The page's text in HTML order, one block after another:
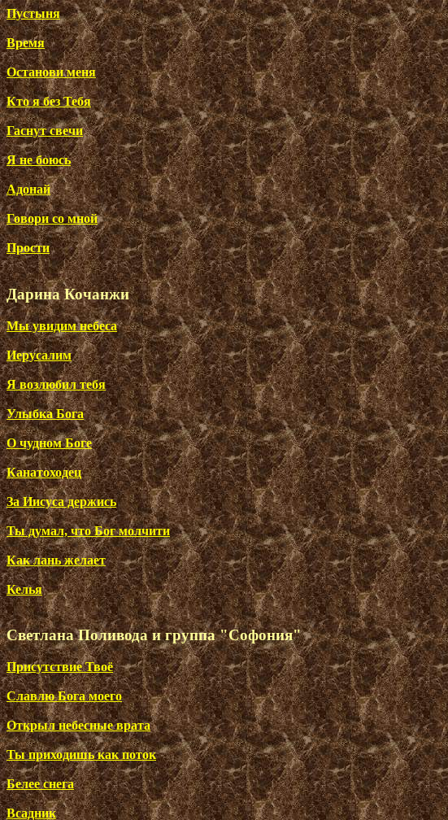
Пустыня
Время
Останови меня
Кто я без Тебя
Гаснут свечи
Я не боюсь
Адонай
Говори со мной
Прости
Дарина Кочанжи
Мы увидим небеса
Иерусалим
Я возлюбил тебя
Улыбка Бога
О чудном Боге
Канатоходец
За Иисуса держись
Ты думал, что Бог молчити
Как лань желает
Келья
Светлана Поливода и группа "Софония"
Присутствие Твоё
Славлю Бога моего
Открыл небесные врата
Ты приходишь как поток
Белее снега
Всадник